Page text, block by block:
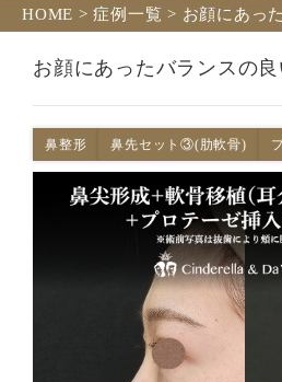
HOME >症例一覧 > お顔にあっ
お顔にあったバランスの
鼻整形 鼻先セット③(肋軟骨)